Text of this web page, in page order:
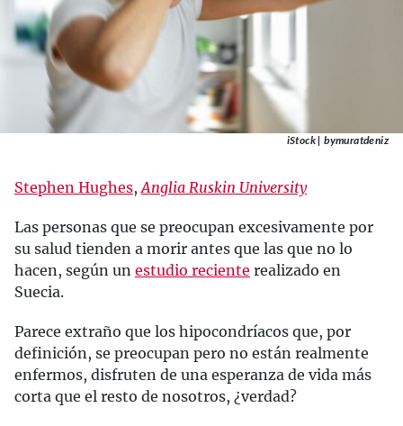
iStock | bymuratdeniz
Stephen Hughes,Anglia Ruskin University
Las personas que se preocupan excesivamente por
su salud tienden a morir antes que las que no lo
hacen, según un estudio reciente realizado en
Suecia.
Parece extraño que los hipocondríacos que, por
definición, se preocupan pero no están realmente
enfermos, disfruten de una esperanza de vida más
corta que el resto de nosotros, ¿verdad?